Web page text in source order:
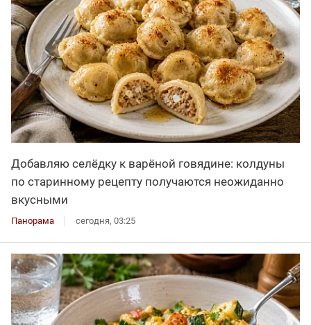
Добавляю селёдку к варёной говядине: колдуны
по старинному рецепту получаются неожиданно
вкусными
Панорама сегодня, 03:25